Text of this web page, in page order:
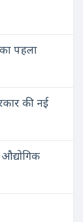
का पहला
की नई